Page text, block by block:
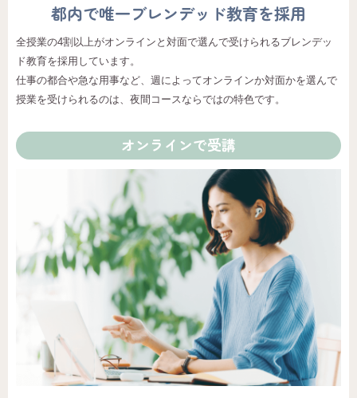
都内で唯一ブレンデッド教育を採用
全授業の4割以上がオンラインと対面で選んで受けられるブレンデッ
ド教育を採用しています。
仕事の都合や急な用事など、週によってオンラインか対面かを選んで
授業を受けられるのは、夜間コースならではの特色です。
オンラインで受講